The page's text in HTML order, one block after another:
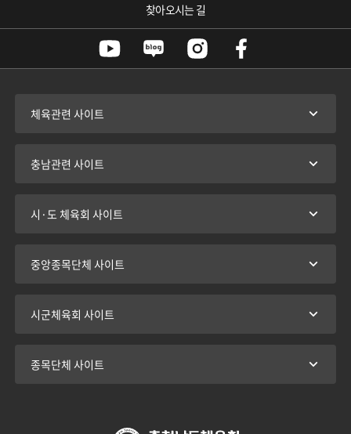
찾아오시는 길
체육관련 사이트
충남관련 사이트
시·도 체육회 사이트
중앙종목단체 사이트
시군체육회 사이트
종목단체 사이트